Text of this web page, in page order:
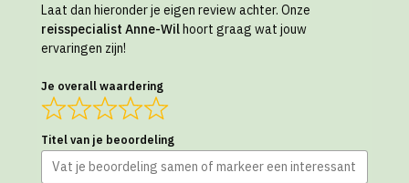
Laat dan hieronder je eigen review achter. Onze
reisspecialist Anne-Wilhoort graag wat jouw
ervaringen zijn!
Je overall waardering
Titel van je beoordeling